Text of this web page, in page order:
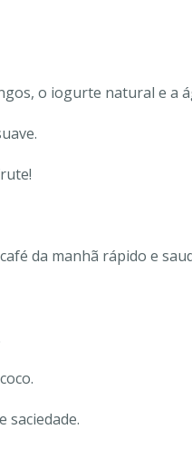
o iogurte natural e a
da manhã rápido e
saciedade.